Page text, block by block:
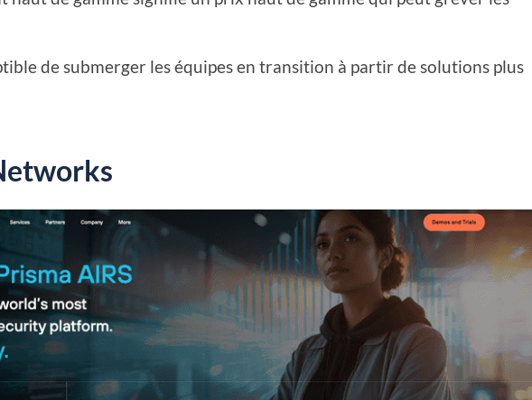
de submerger les équipes en transition à partir de solutions plus